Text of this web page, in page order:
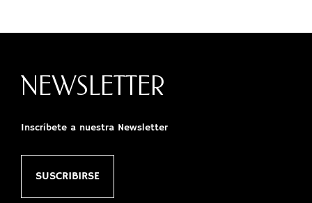
NEWSLETTER
Inscríbete a nuestra Newsletter
SUSCRIBIRSE